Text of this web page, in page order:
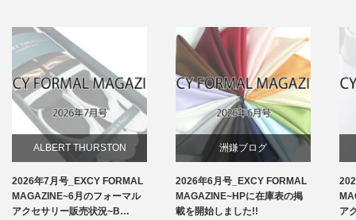
ALBERT THURSTON
お知らせ
2026年7月号_EXCY FORMAL
MAGAZINE~6月のフォーマル
アクセサリー販売状況~B…
洲鎌ブログ
2026年6月号_EXCY FORMAL
MAGAZINE~HPに在庫表の掲
載を開始しました!!
ア